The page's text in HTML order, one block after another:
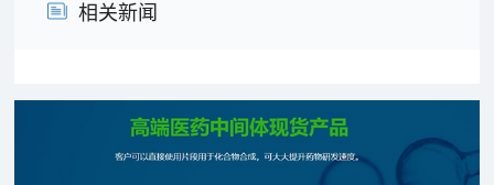
相关新闻